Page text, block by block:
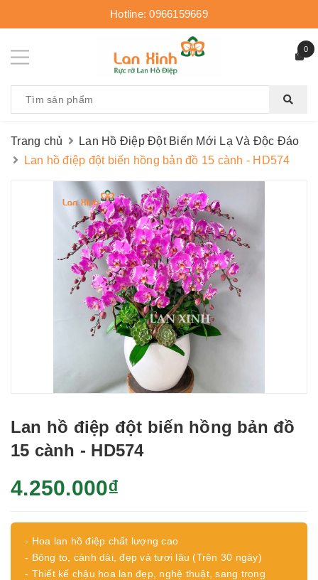
Hotline:0966159669
0
Trang chủ
Lan Hồ Điệp Đột Biến Mới Lạ Và Độc Đáo
Lan hồ điệp đột biến hồng bản đồ 15 cành - HD574
Lan hồ điệp đột biến hồng bản đồ
15 cành - HD574
4.250.000₫
- Hoa lan hồ điệp chất lượng cao
- Bông to, cành dài, đẹp và tươi lâu (Trên 30 ngày)
- Thiết kế chậu hoa lan đẹp, nghệ thuật, sang trọng